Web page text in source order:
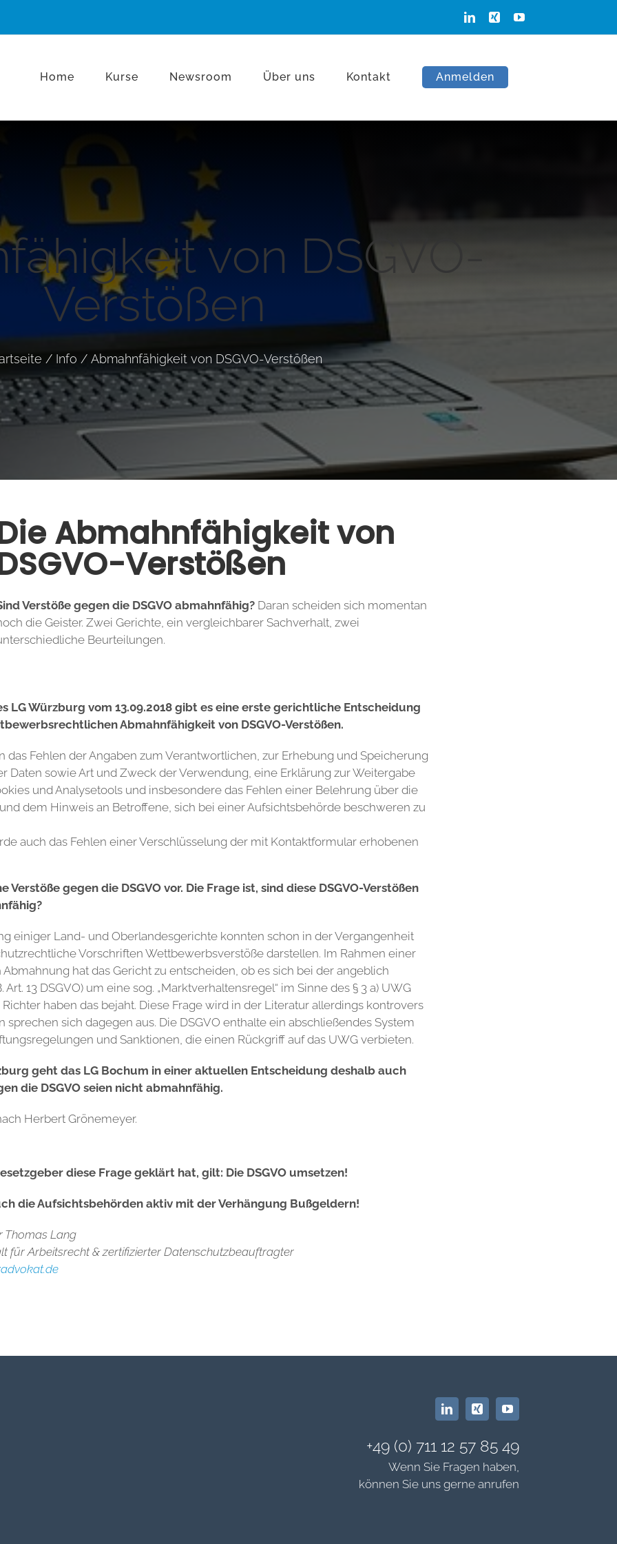
LinkedIn
Xing YouTube
Home Kurse Newsroom Über uns Kontakt Anmelden
von DSGVO-
Verstößen
/ Info / Abmahnfähigkeit von DSGVO-Verstößen
Abmahnfähigkeit von
Verstößen
Verstöße gegen die DSGVO abmahnfähig? Daran scheiden sich momentan
die Geister. Zwei Gerichte, ein vergleichbarer Sachverhalt, zwei
Beurteilungen.
LG Würzburg vom 13.09.2018 gibt es eine erste gerichtliche Entscheidung
Abmahnfähigkeit von DSGVO-Verstößen.
das Fehlen der Angaben zum Verantwortlichen, zur Erhebung und Speicherung
Daten sowie Art und Zweck der Verwendung, eine Erklärung zur Weitergabe
und Analysetools und insbesondere das Fehlen einer Belehrung über die
dem Hinweis an Betroffene, sich bei einer Aufsichtsbehörde beschweren zu
auch das Fehlen einer Verschlüsselung der mit Kontaktformular erhobenen
Verstöße gegen die DSGVO vor. Die Frage ist, sind diese DSGVO-Verstößen
einiger Land- und Oberlandesgerichte konnten schon in der Vergangenheit
Vorschriften Wettbewerbsverstöße darstellen. Im Rahmen einer
hat das Gericht zu entscheiden, ob es sich bei der angeblich
13 DSGVO) um eine sog. „Marktverhaltensregel“ im Sinne des § 3 a) UWG
haben das bejaht. Diese Frage wird in der Literatur allerdings kontrovers
sprechen sich dagegen aus. Die DSGVO enthalte ein abschließendes System
und Sanktionen, die einen Rückgriff auf das UWG verbieten.
geht das LG Bochum in einer aktuellen Entscheidung deshalb auch
die DSGVO seien nicht abmahnfähig.
Herbert Grönemeyer.
diese Frage geklärt hat, gilt: Die DSGVO umsetzen!
die Aufsichtsbehörden aktiv mit der Verhängung Bußgeldern!
Thomas Lang
für Arbeitsrecht & zertifizierter Datenschutzbeauftragter
+49 (0) 711 12 57 85 49
Wenn Sie Fragen haben,
können Sie uns gerne anrufen